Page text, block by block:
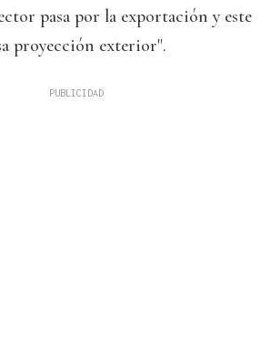
pasa por la exportación y este
proyección exterior".